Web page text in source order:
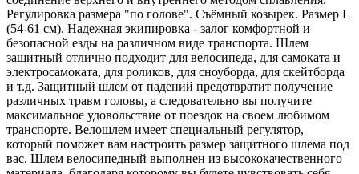
Регулировка размера "по голове". Съёмный козырек. Размер L
(54-61 см). Надежная экипировка - залог комфортной и
безопасной езды на различном виде транспорта. Шлем
защитный отлично подходит для велосипеда, для самоката и
электросамоката, для роликов, для сноуборда, для скейтборда
и т.д. Защитный шлем от падений предотвратит получение
различных травм головы, а следовательно вы получите
максимальное удовольствие от поездок на своем любимом
транспорте. Велошлем имеет специальный регулятор,
который поможет вам настроить размер защитного шлема под
вас. Шлем велосипедный выполнен из высококачественного